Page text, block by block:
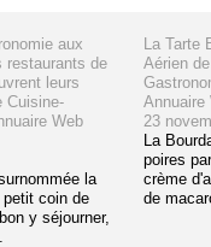
aux
restaurants de
leurs
Cuisine-
Web
la
coin de
y séjourner,
La Tarte
Aérien
Annuaire
23
La
poires
crème
de